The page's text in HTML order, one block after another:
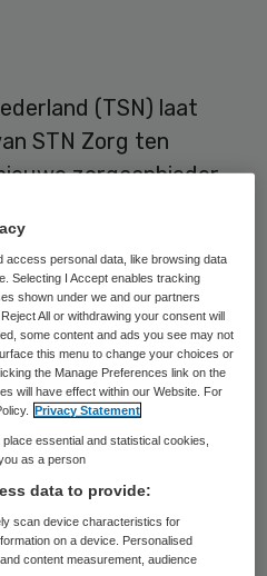
(TSN) laat
STN Zorg ten
zorgaanbieder
De gemeente
brief en
Voorburglaat
dat zij geen
Zij distantieert
en werkwijze.
access personal data, like browsing data
Selecting I Accept enables tracking
shown under we and our partners
All or withdrawing your consent will
some content and ads you see may not
this menu to change your choices or
the Manage Preferences link on the
will have effect within our Website. For
Privacy Statement
essential and statistical cookies,
as a person
data to provide:
scan device characteristics for
on a device. Personalised
content measurement, audience